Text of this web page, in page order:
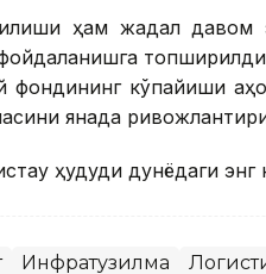
ҳам жадал
фондининг кўпайиши
янада
ҳудуди дунёдаги
Инфратузилма